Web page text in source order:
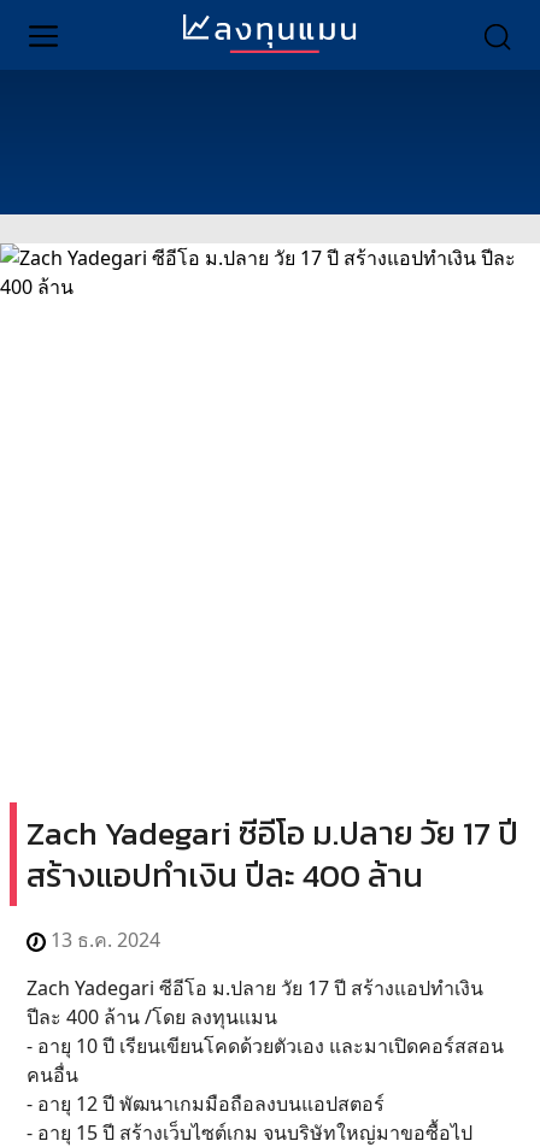
Zach Yadegari ซีอีโอ ม.ปลาย วัย 17 ปี
สร้างแอปทำเงิน ปีละ 400 ล้าน
13 ธ.ค. 2024
Zach Yadegari ซีอีโอ ม.ปลาย วัย 17 ปี สร้างแอปทำเงิน
ปีละ 400 ล้าน /โดย ลงทุนแมน
- อายุ 10 ปี เรียนเขียนโคดด้วยตัวเอง และมาเปิดคอร์สสอน
คนอื่น
- อายุ 12 ปี พัฒนาเกมมือถือลงบนแอปสตอร์
- อายุ 15 ปี สร้างเว็บไซต์เกม จนบริษัทใหญ่มาขอซื้อไป